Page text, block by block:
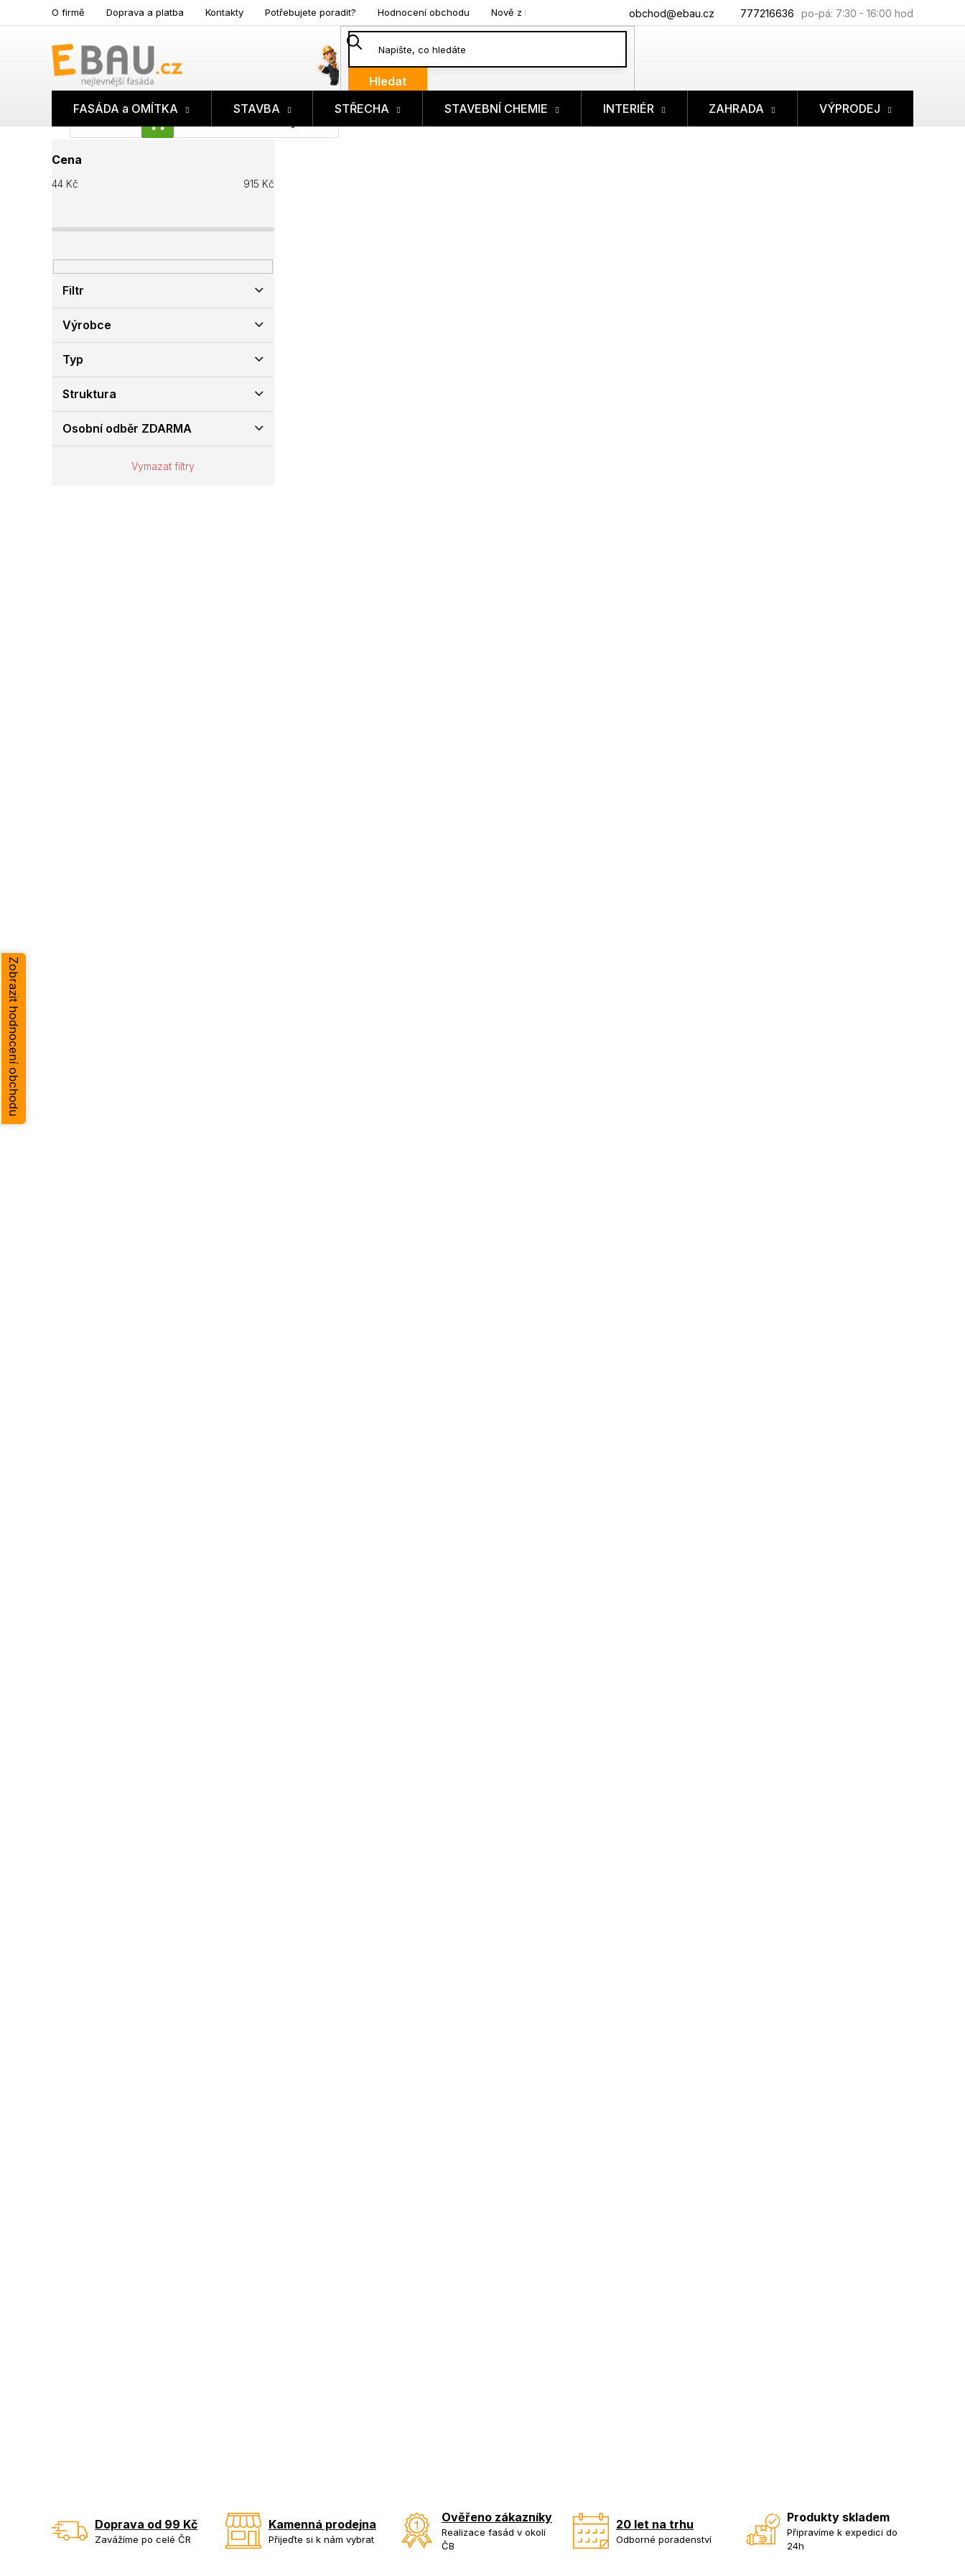
na
777216636
obchod@ebau.cz
O firmě Doprava a platba Kontakty Potřebujete poradit? Hodnocení obchodu Nově z blogu
Hledat
NÁKUPNÍ
FASÁDA a OMÍTKA STAVBA STŘECHA STAVEBNÍ CHEMIE INTERIÉR ZAHRADA VÝPRODEJ
o
s
a
n
í
a
Cena
44 Kč 915 Kč
Filtr
Výrobce
Typ
Struktura
Osobní odběr ZDARMA
Vymazat filtry
Doprava od 99 Kč
Zavážíme po celé ČR
Kamenná prodejna
Přijeďte si k nám vybrat
Ověřeno zákazníky
Realizace fasád v okolí
ČB
20 let na trhu
Odborné poradenství
Produkty skladem
Připravíme k expedici do
24h
Zobrazit hodnocení obchodu